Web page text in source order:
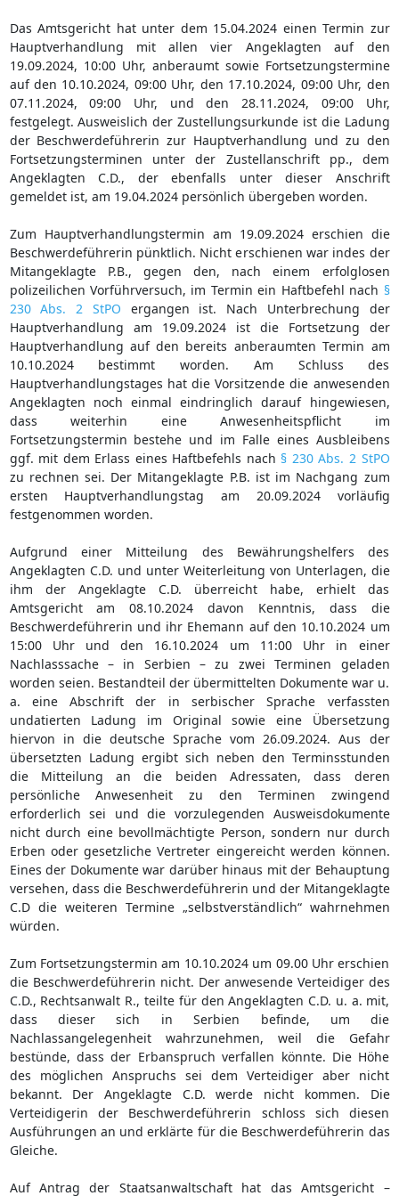
Das Amtsgericht hat unter dem 15.04.2024 einen Termin zur
Hauptverhandlung mit allen vier Angeklagten auf den
19.09.2024, 10:00 Uhr, anberaumt sowie Fortsetzungstermine
auf den 10.10.2024, 09:00 Uhr, den 17.10.2024, 09:00 Uhr, den
07.11.2024, 09:00 Uhr, und den 28.11.2024, 09:00 Uhr,
festgelegt. Ausweislich der Zustellungsurkunde ist die Ladung
der Beschwerdeführerin zur Hauptverhandlung und zu den
Fortsetzungsterminen unter der Zustellanschrift pp., dem
Angeklagten C.D., der ebenfalls unter dieser Anschrift
gemeldet ist, am 19.04.2024 persönlich übergeben worden.
Zum Hauptverhandlungstermin am 19.09.2024 erschien die
Beschwerdeführerin pünktlich. Nicht erschienen war indes der
Mitangeklagte P.B., gegen den, nach einem erfolglosen
polizeilichen Vorführversuch, im Termin ein Haftbefehl nach §
230 Abs. 2 StPO ergangen ist. Nach Unterbrechung der
Hauptverhandlung am 19.09.2024 ist die Fortsetzung der
Hauptverhandlung auf den bereits anberaumten Termin am
10.10.2024 bestimmt worden. Am Schluss des
Hauptverhandlungstages hat die Vorsitzende die anwesenden
Angeklagten noch einmal eindringlich darauf hingewiesen,
dass weiterhin eine Anwesenheitspflicht im
Fortsetzungstermin bestehe und im Falle eines Ausbleibens
ggf. mit dem Erlass eines Haftbefehls nach § 230 Abs. 2 StPO
zu rechnen sei. Der Mitangeklagte P.B. ist im Nachgang zum
ersten Hauptverhandlungstag am 20.09.2024 vorläufig
festgenommen worden.
Aufgrund einer Mitteilung des Bewährungshelfers des
Angeklagten C.D. und unter Weiterleitung von Unterlagen, die
ihm der Angeklagte C.D. überreicht habe, erhielt das
Amtsgericht am 08.10.2024 davon Kenntnis, dass die
Beschwerdeführerin und ihr Ehemann auf den 10.10.2024 um
15:00 Uhr und den 16.10.2024 um 11:00 Uhr in einer
Nachlasssache – in Serbien – zu zwei Terminen geladen
worden seien. Bestandteil der übermittelten Dokumente war u.
a. eine Abschrift der in serbischer Sprache verfassten
undatierten Ladung im Original sowie eine Übersetzung
hiervon in die deutsche Sprache vom 26.09.2024. Aus der
übersetzten Ladung ergibt sich neben den Terminsstunden
die Mitteilung an die beiden Adressaten, dass deren
persönliche Anwesenheit zu den Terminen zwingend
erforderlich sei und die vorzulegenden Ausweisdokumente
nicht durch eine bevollmächtigte Person, sondern nur durch
Erben oder gesetzliche Vertreter eingereicht werden können.
Eines der Dokumente war darüber hinaus mit der Behauptung
versehen, dass die Beschwerdeführerin und der Mitangeklagte
C.D die weiteren Termine „selbstverständlich“ wahrnehmen
würden.
Zum Fortsetzungstermin am 10.10.2024 um 09.00 Uhr erschien
die Beschwerdeführerin nicht. Der anwesende Verteidiger des
C.D., Rechtsanwalt R., teilte für den Angeklagten C.D. u. a. mit,
dass dieser sich in Serbien befinde, um die
Nachlassangelegenheit wahrzunehmen, weil die Gefahr
bestünde, dass der Erbanspruch verfallen könnte. Die Höhe
des möglichen Anspruchs sei dem Verteidiger aber nicht
bekannt. Der Angeklagte C.D. werde nicht kommen. Die
Verteidigerin der Beschwerdeführerin schloss sich diesen
Ausführungen an und erklärte für die Beschwerdeführerin das
Gleiche.
Auf Antrag der Staatsanwaltschaft hat das Amtsgericht –